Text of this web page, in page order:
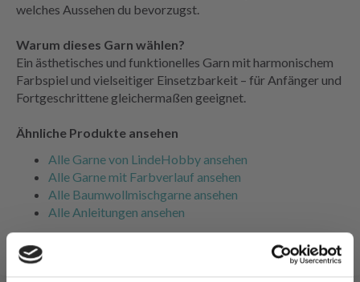
welches Aussehen du bevorzugst.
Warum dieses Garn wählen?
Ein ästhetisches und funktionelles Garn mit harmonischem
Farbspiel und vielseitiger Einsetzbarkeit – für Anfänger und
Fortgeschrittene gleichermaßen geeignet.
Ähnliche Produkte ansehen
Alle Garne von LindeHobby ansehen
Alle Garne mit Farbverlauf ansehen
Alle Baumwollmischgarne ansehen
Alle Anleitungen ansehen